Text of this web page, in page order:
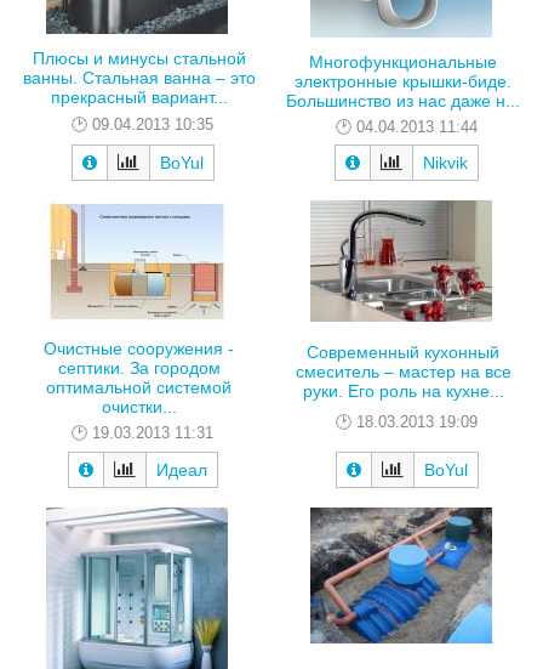
Плюсы и минусы стальной
ванны. Стальная ванна – это
прекрасный вариант...
09.04.2013 10:35
BoYul
Многофункциональные
электронные крышки-биде.
Большинство из нас даже н...
04.04.2013 11:44
Nikvik
Очистные сооружения -
септики. За городом
оптимальной системой
очистки...
19.03.2013 11:31
Идеал
Современный кухонный
смеситель – мастер на все
руки. Его роль на кухне...
18.03.2013 19:09
BoYul